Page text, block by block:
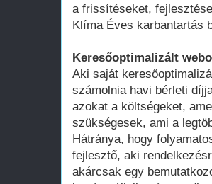
a frissítéseket,
Klíma Éves karbantartás
Keresőoptimalizált
Aki saját
számolnia havi bérleti
azokat a költségeket,
szükségesek, ami a
Hátránya, hogy
fejlesztő, aki
akárcsak egy